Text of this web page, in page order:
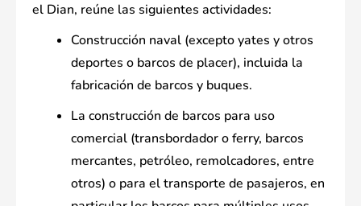
el Dian, reúne las siguientes actividades:
Construcción naval (excepto yates y otros
deportes o barcos de placer), incluida la
fabricación de barcos y buques.
La construcción de barcos para uso
comercial (transbordador o ferry, barcos
mercantes, petróleo, remolcadores, entre
otros) o para el transporte de pasajeros, en